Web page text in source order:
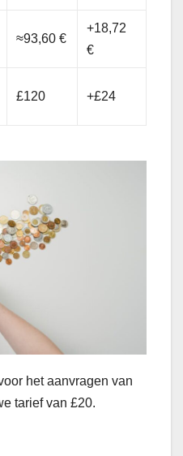
≈93,60 €
+18,72
€
£120 +£24
het aanvragen van
tarief van £20.